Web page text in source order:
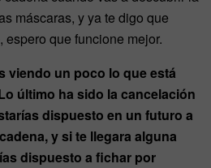
máscaras, y ya te digo que
que funcione mejor.
viendo un poco lo que está
último ha sido la cancelación
dispuesto en un futuro a
y si te llegara alguna
dispuesto a fichar por